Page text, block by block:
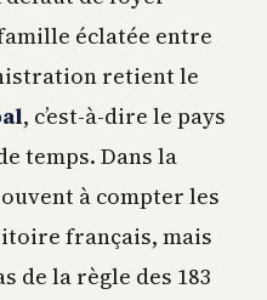
éclatée entre
retient le
, c’est-à-dire le pays
temps. Dans la
à compter les
français, mais
de la règle des 183